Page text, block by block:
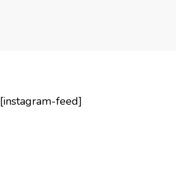
[instagram-feed]